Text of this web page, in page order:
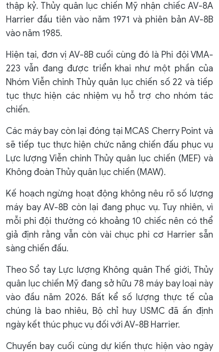
thập kỷ. Thủy quân lục chiến Mỹ nhận chiếc AV-8A
Harrier đầu tiên vào năm 1971 và phiên bản AV-8B
vào năm 1985.
Hiện tại, đơn vị AV-8B cuối cùng đó là Phi đội VMA-
223 vẫn đang được triển khai như một phần của
Nhóm Viễn chinh Thủy quân lục chiến số 22 và tiếp
tục thực hiện các nhiệm vụ hỗ trợ cho nhóm tác
chiến.
Các máy bay còn lại đóng tại MCAS Cherry Point và
sẽ tiếp tục thực hiện chức năng chiến đấu phục vụ
Lực lượng Viễn chinh Thủy quân lục chiến (MEF) và
Không đoàn Thủy quân lục chiến (MAW).
Kế hoạch ngừng hoạt động không nêu rõ số lượng
máy bay AV-8B còn lại đang phục vụ. Tuy nhiên, vì
mỗi phi đội thường có khoảng 10 chiếc nên có thể
giả định rằng vẫn còn vài chục phi cơ Harrier sẵn
sàng chiến đấu.
Theo Sổ tay Lực lượng Không quân Thế giới, Thủy
quân lục chiến Mỹ đang sở hữu 78 máy bay loại này
vào đầu năm 2026. Bất kể số lượng thực tế của
chúng là bao nhiêu, Bộ chỉ huy USMC đã ấn định
ngày kết thúc phục vụ đối với AV-8B Harrier.
Chuyến bay cuối cùng dự kiến thực hiện vào ngày